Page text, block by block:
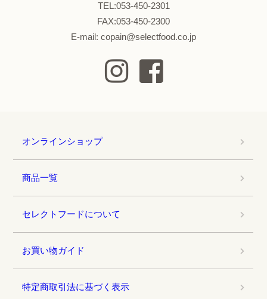
TEL:053-450-2301
FAX:053-450-2300
E-mail: copain@selectfood.co.jp
オンラインショップ
商品一覧
セレクトフードについて
お買い物ガイド
特定商取引法に基づく表示